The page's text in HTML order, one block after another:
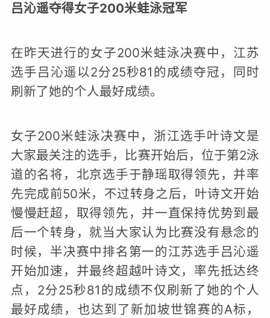
吕沁遥夺得女子200米蛙泳冠军
在昨天进行的女子200米蛙泳决赛中，江苏
选手吕沁遥以2分25秒81的成绩夺冠，同时
刷新了她的个人最好成绩。
女子200米蛙泳决赛中，浙江选手叶诗文是
大家最关注的选手，比赛开始后，位于第2泳
道的名将，北京选手于静瑶取得领先，并率
先完成前50米，不过转身之后，叶诗文开始
慢慢赶超，取得领先，并一直保持优势到最
后一个转身，就当大家认为比赛没有悬念的
时候，半决赛中排名第一的江苏选手吕沁遥
开始加速，并最终超越叶诗文，率先抵达终
点，2分25秒81的成绩不仅刷新了她的个人
最好成绩，也达到了新加坡世锦赛的A标，